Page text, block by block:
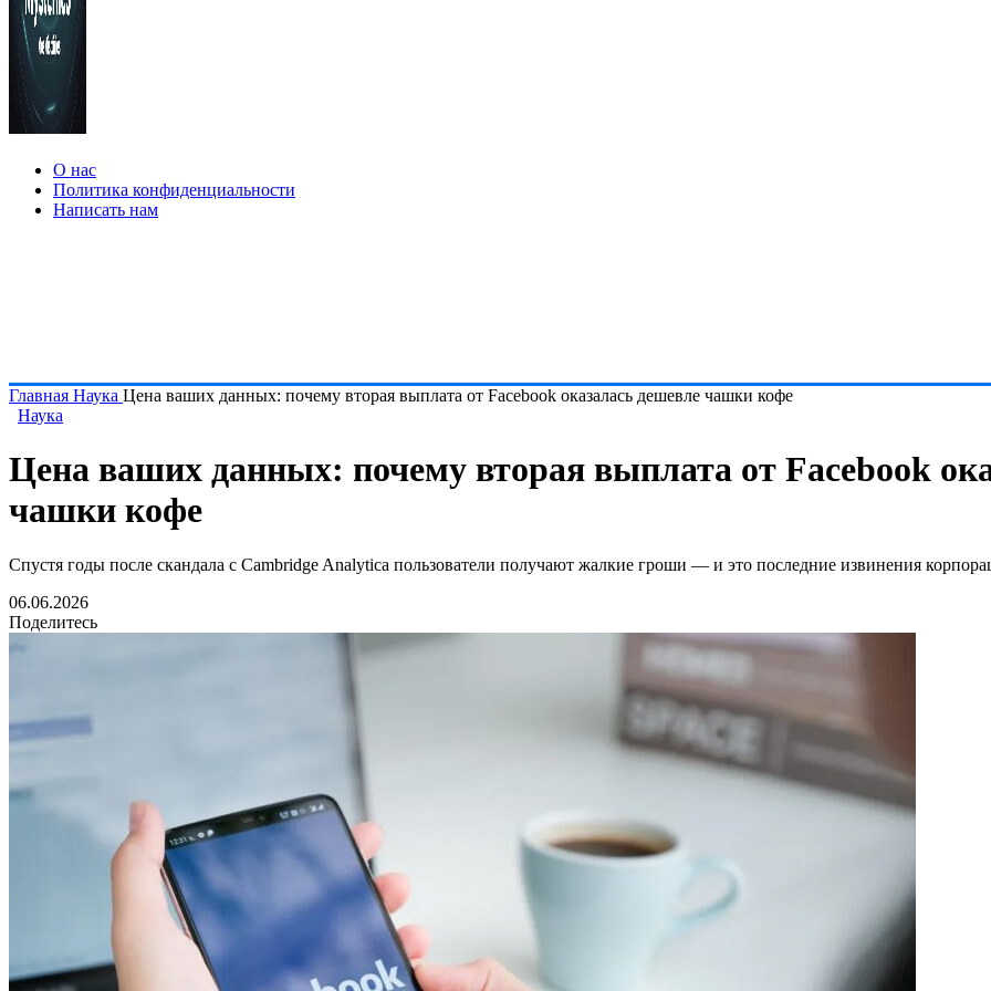
О нас
Политика конфиденциальности
Написать нам
Главная Наука Цена ваших данных: почему вторая выплата от Facebook оказалась дешевле чашки кофе
Наука
Цена ваших данных: почему вторая выплата от Facebook
чашки кофе
Спустя годы после скандала с Cambridge Analytica пользователи получают жалкие гроши — и это последние извинения
06.06.2026
Поделитесь